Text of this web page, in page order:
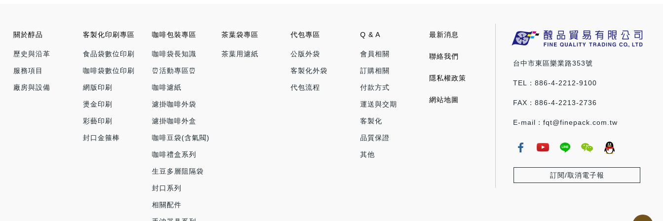
台中市東區樂業路353號
TEL：886-4-2212-9100
FAX：886-4-2213-2736
E-mail：fqt@finepack.com.tw
訂閱/取消電子報
關於醇品
歷史與沿革
服務項目
廠房與設備
客製化印刷專區
食品袋數位印刷
咖啡袋數位印刷
網版印刷
燙金印刷
彩藝印刷
封口金箍棒
咖啡包裝專區
咖啡袋長知識
⏰活動專區⏰
咖啡濾紙
濾掛咖啡外袋
濾掛咖啡外盒
咖啡豆袋(含氣閥)
咖啡禮盒系列
生豆多層阻隔袋
封口系列
相關配件
茶葉袋專區
茶葉用濾紙
代包專區
公版外袋
客製化外袋
代包流程
Q & A
會員相關
訂購相關
付款方式
運送與交期
客製化
品質保證
其他
最新消息
聯絡我們
隱私權政策
網站地圖